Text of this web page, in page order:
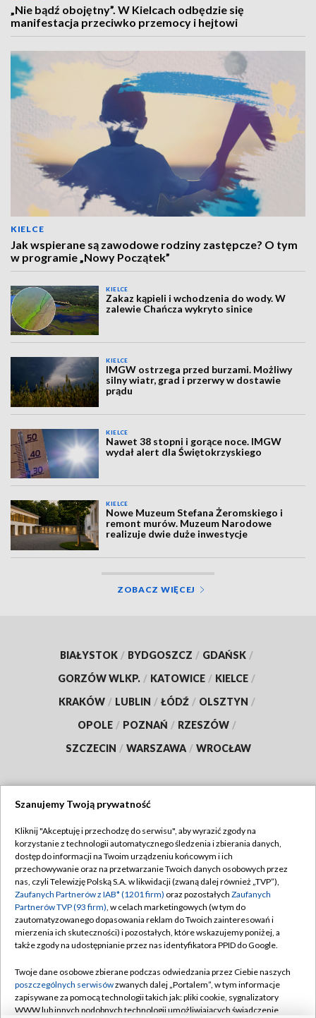
„Nie bądź obojętny”. W Kielcach odbędzie się
manifestacja przeciwko przemocy i hejtowi
KIELCE
Jak wspierane są zawodowe rodziny zastępcze? O tym
w programie „Nowy Początek”
KIELCE
Zakaz kąpieli i wchodzenia do wody. W
zalewie Chańcza wykryto sinice
KIELCE
IMGW ostrzega przed burzami. Możliwy
silny wiatr, grad i przerwy w dostawie
prądu
KIELCE
Nawet 38 stopni i gorące noce. IMGW
wydał alert dla Świętokrzyskiego
KIELCE
Nowe Muzeum Stefana Żeromskiego i
remont murów. Muzeum Narodowe
realizuje dwie duże inwestycje
ZOBACZ WIĘCEJ
BIAŁYSTOK / BYDGOSZCZ / GDAŃSK /
GORZÓW WLKP. / KATOWICE / KIELCE /
KRAKÓW / LUBLIN / ŁÓDŹ / OLSZTYN /
OPOLE / POZNAŃ / RZESZÓW /
SZCZECIN / WARSZAWA / WROCŁAW
TVP
Abonament TVP
Emisja w TVP
Centrum informacji TVP
Naziemna Telewizja Cyfrowa
Rada Programowa
System NOS
Regulamin TVP
Polityka prywatności
Moje zgody
Pomoc
Kontakt
Szanujemy Twoją prywatność
Kliknij "Akceptuję i przechodzę do serwisu", aby wyrazić zgody na
korzystanie z technologii automatycznego śledzenia i zbierania danych,
dostęp do informacji na Twoim urządzeniu końcowym i ich
przechowywanie oraz na przetwarzanie Twoich danych osobowych przez
nas, czyli Telewizję Polską S.A. w likwidacji (zwaną dalej również „TVP”),
Zaufanych Partnerów z IAB* (1201 firm) oraz pozostałych Zaufanych
Partnerów TVP (93 firm), w celach marketingowych (w tym do
zautomatyzowanego dopasowania reklam do Twoich zainteresowań i
mierzenia ich skuteczności) i pozostałych, które wskazujemy poniżej, a
także zgody na udostępnianie przez nas identyfikatora PPID do Google.
Twoje dane osobowe zbierane podczas odwiedzania przez Ciebie naszych
poszczególnych serwisówzwanych dalej „Portalem”, w tym informacje
zapisywane za pomocą technologii takich jak: pliki cookie, sygnalizatory
WWW lub innych podobnych technologii umożliwiających świadczenie